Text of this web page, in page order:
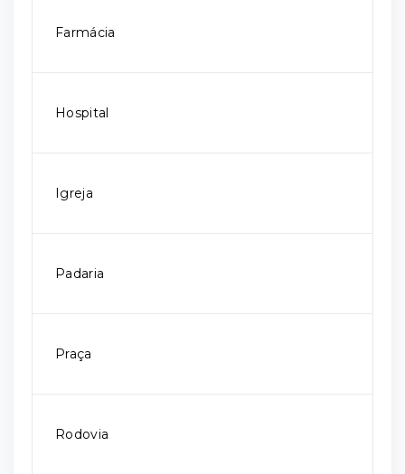
Farmácia
Hospital
Igreja
Padaria
Praça
Rodovia